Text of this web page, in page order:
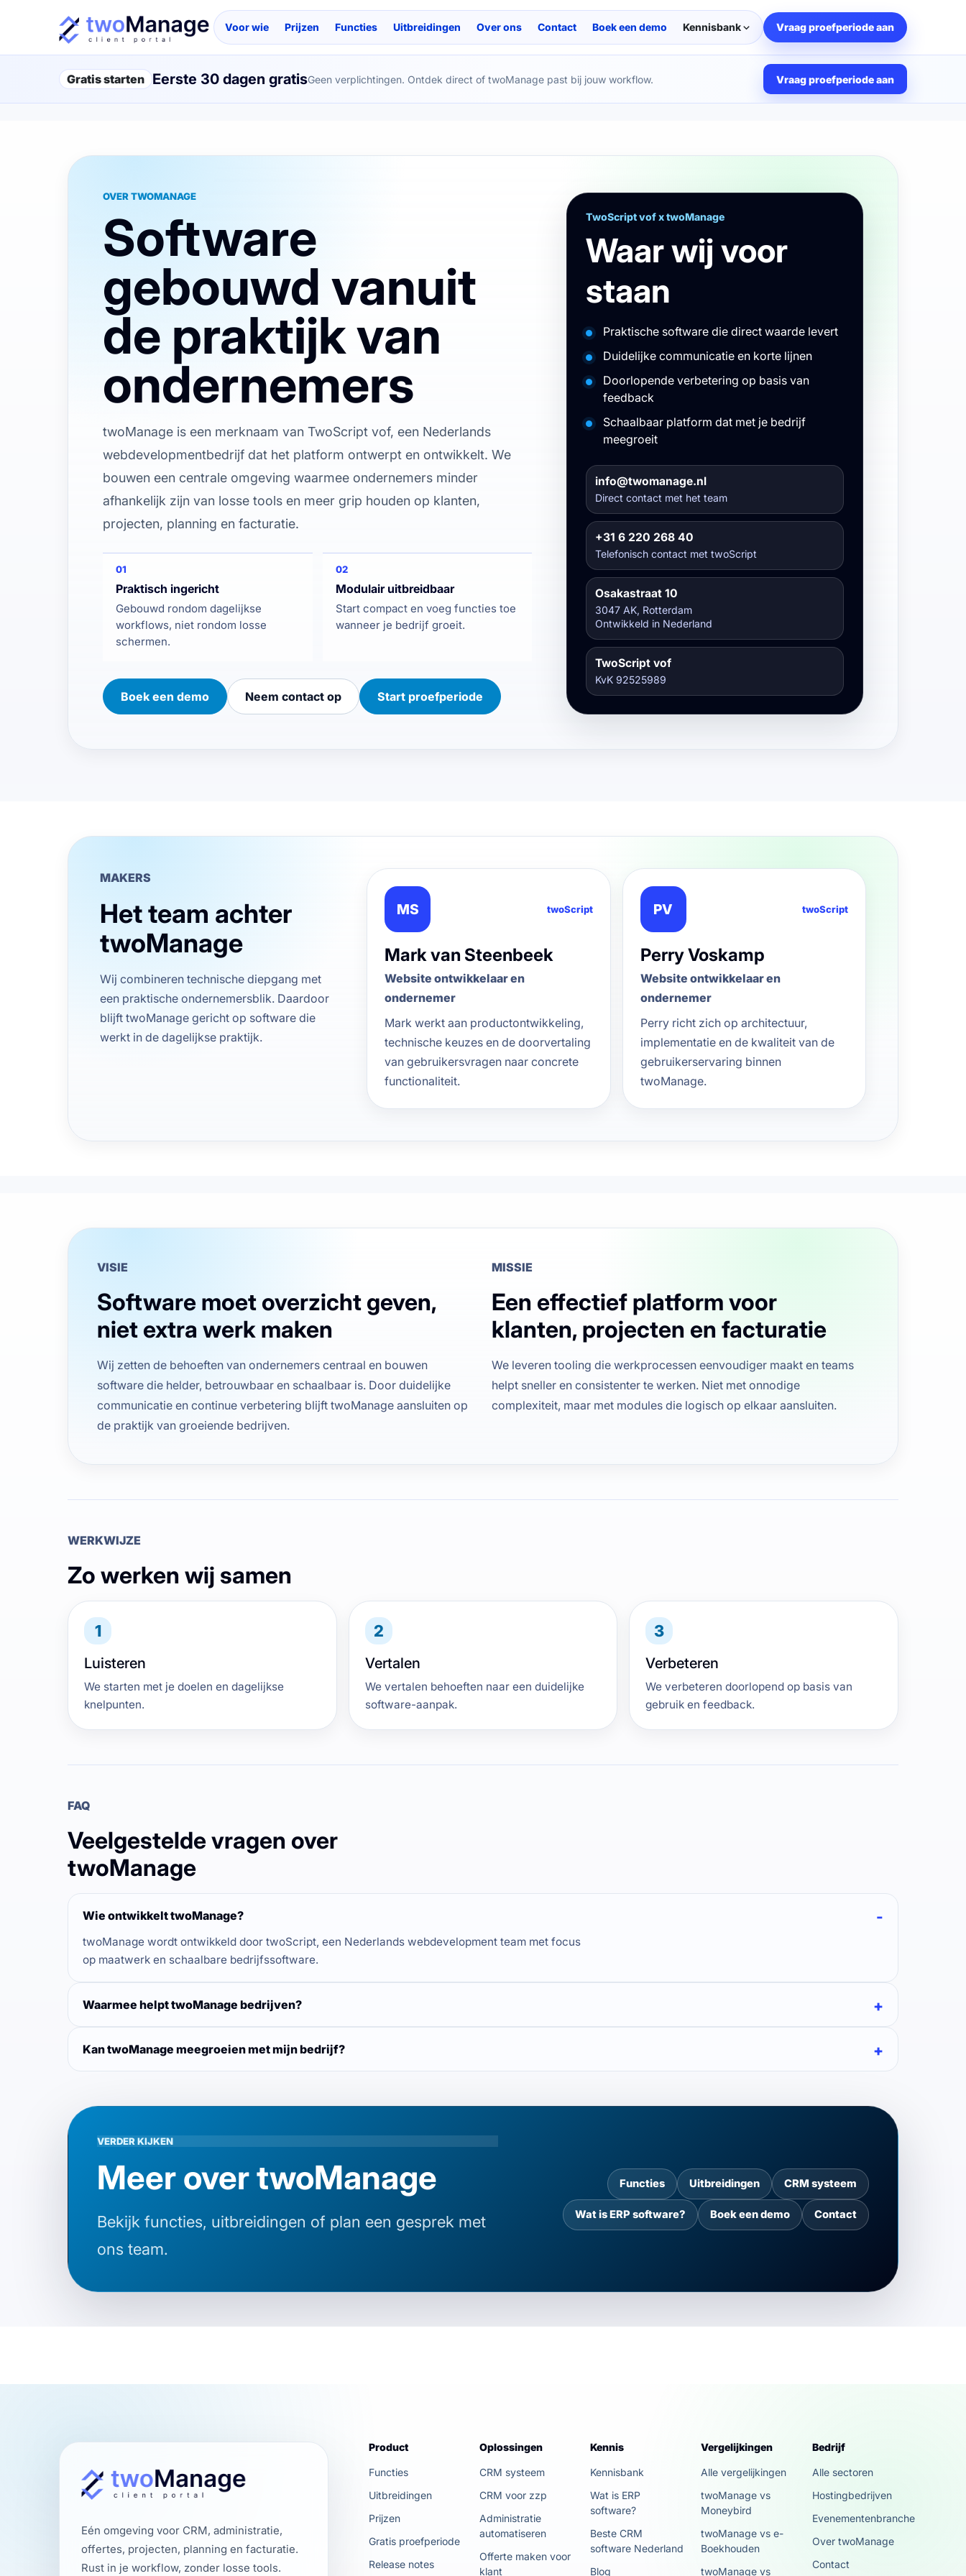
Voor wie Prijzen Functies Uitbreidingen Over ons Contact Boek een demo Kennisbank Vraag proefperiode aan
Gratis starten Eerste 30 dagen gratisGeen verplichtingen. Ontdek direct of twoManage past bij jouw workflow. Vraag proefperiode aan
OVER TWOMANAGE
Software
gebouwd vanuit
de praktijk van
ondernemers
twoManage is een merknaam van TwoScript vof, een Nederlands
webdevelopmentbedrijf dat het platform ontwerpt en ontwikkelt. We
bouwen een centrale omgeving waarmee ondernemers minder
afhankelijk zijn van losse tools en meer grip houden op klanten,
projecten, planning en facturatie.
01
Praktisch ingericht
Gebouwd rondom dagelijkse
workflows, niet rondom losse
schermen.
02
Modulair uitbreidbaar
Start compact en voeg functies toe
wanneer je bedrijf groeit.
Boek een demo Neem contact op Start proefperiode
TwoScript vof x twoManage
Waar wij voor
staan
Praktische software die direct waarde levert
Duidelijke communicatie en korte lijnen
Doorlopende verbetering op basis van
feedback
Schaalbaar platform dat met je bedrijf
meegroeit
info@twomanage.nl
Direct contact met het team
+31 6 220 268 40
Telefonisch contact met twoScript
Osakastraat 10
3047 AK, Rotterdam
Ontwikkeld in Nederland
TwoScript vof
KvK 92525989
MAKERS
Het team achter
twoManage
Wij combineren technische diepgang met
een praktische ondernemersblik. Daardoor
blijft twoManage gericht op software die
werkt in de dagelijkse praktijk.
MS twoScript
Mark van Steenbeek
Website ontwikkelaar en
ondernemer
Mark werkt aan productontwikkeling,
technische keuzes en de doorvertaling
van gebruikersvragen naar concrete
functionaliteit.
PV twoScript
Perry Voskamp
Website ontwikkelaar en
ondernemer
Perry richt zich op architectuur,
implementatie en de kwaliteit van de
gebruikerservaring binnen
twoManage.
VISIE
Software moet overzicht geven,
niet extra werk maken
Wij zetten de behoeften van ondernemers centraal en bouwen
software die helder, betrouwbaar en schaalbaar is. Door duidelijke
communicatie en continue verbetering blijft twoManage aansluiten op
de praktijk van groeiende bedrijven.
MISSIE
Een effectief platform voor
klanten, projecten en facturatie
We leveren tooling die werkprocessen eenvoudiger maakt en teams
helpt sneller en consistenter te werken. Niet met onnodige
complexiteit, maar met modules die logisch op elkaar aansluiten.
WERKWIJZE
Zo werken wij samen
1
Luisteren
We starten met je doelen en dagelijkse
knelpunten.
2
Vertalen
We vertalen behoeften naar een duidelijke
software-aanpak.
3
Verbeteren
We verbeteren doorlopend op basis van
gebruik en feedback.
FAQ
Veelgestelde vragen over
twoManage
Wie ontwikkelt twoManage?
twoManage wordt ontwikkeld door twoScript, een Nederlands webdevelopment team met focus
op maatwerk en schaalbare bedrijfssoftware.
Waarmee helpt twoManage bedrijven?
Kan twoManage meegroeien met mijn bedrijf?
VERDER KIJKEN
Meer over twoManage
Bekijk functies, uitbreidingen of plan een gesprek met
ons team.
Functies Uitbreidingen CRM systeem
Wat is ERP software? Boek een demo Contact
Eén omgeving voor CRM, administratie,
offertes, projecten, planning en facturatie.
Rust in je workflow, zonder losse tools.
Product
Functies
Uitbreidingen
Prijzen
Gratis proefperiode
Release notes
Oplossingen
CRM systeem
CRM voor zzp
Administratie
automatiseren
Offerte maken voor
klant
Kennis
Kennisbank
Wat is ERP
software?
Beste CRM
software Nederland
Blog
Vergelijkingen
Alle vergelijkingen
twoManage vs
Moneybird
twoManage vs e-
Boekhouden
twoManage vs
Bedrijf
Alle sectoren
Hostingbedrijven
Evenementenbranche
Over twoManage
Contact